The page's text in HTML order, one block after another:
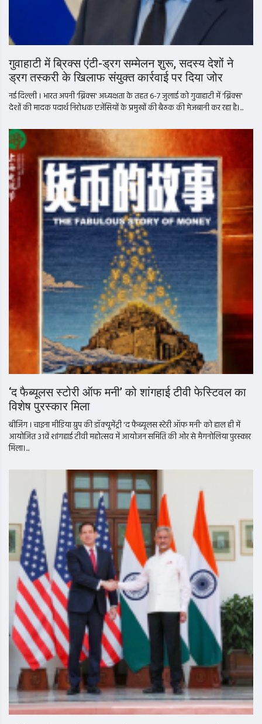
गुवाहाटी में ब्रिक्स एंटी-ड्रग सम्मेलन शुरू, सदस्य देशों ने
ड्रग तस्करी के खिलाफ संयुक्त कार्रवाई पर दिया जोर
नई दिल्ली । भारत अपनी 'ब्रिक्स' अध्यक्षता के तहत 6-7 जुलाई को गुवाहाटी में 'ब्रिक्स'
देशों की मादक पदार्थ निरोधक एजेंसियों के प्रमुखों की बैठक की मेजबानी कर रहा है।...
‘द फैब्यूलस स्टोरी ऑफ मनी’ को शांगहाई टीवी फेस्टिवल का
विशेष पुरस्कार मिला
बीजिंग । चाइना मीडिया ग्रुप की डॉक्यूमेंट्री 'द फैब्यूलस स्टेरी ऑफ मनी' को हाल ही में
आयोजित 31वें शांगहाई टीवी महोत्सव में आयोजन समिति की ओर से मैगनोलिया पुरस्कार
मिला।...